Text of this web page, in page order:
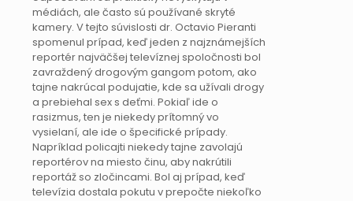
médiách, ale často sú používané skryté
kamery. V tejto súvislosti dr. Octavio Pieranti
spomenul prípad, keď jeden z najznámejších
reportér najväčšej televíznej spoločnosti bol
zavraždený drogovým gangom potom, ako
tajne nakrúcal podujatie, kde sa užívali drogy
a prebiehal sex s deťmi. Pokiaľ ide o
rasizmus, ten je niekedy prítomný vo
vysielaní, ale ide o špecifické prípady.
Napríklad policajti niekedy tajne zavolajú
reportérov na miesto činu, aby nakrútili
reportáž so zločincami. Bol aj prípad, keď
televízia dostala pokutu v prepočte niekoľko